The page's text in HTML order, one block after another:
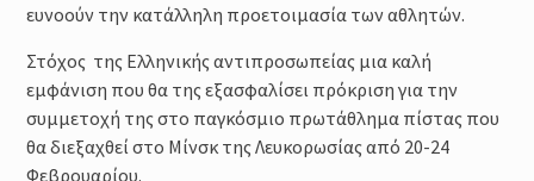
ευνοούν την κατάλληλη προετοιμασία των αθλητών.
Στόχος της Ελληνικής αντιπροσωπείας μια καλή
εμφάνιση που θα της εξασφαλίσει πρόκριση για την
συμμετοχή της στο παγκόσμιο πρωτάθλημα πίστας που
θα διεξαχθεί στο Μίνσκ της Λευκορωσίας από 20-24
Φεβρουαρίου.